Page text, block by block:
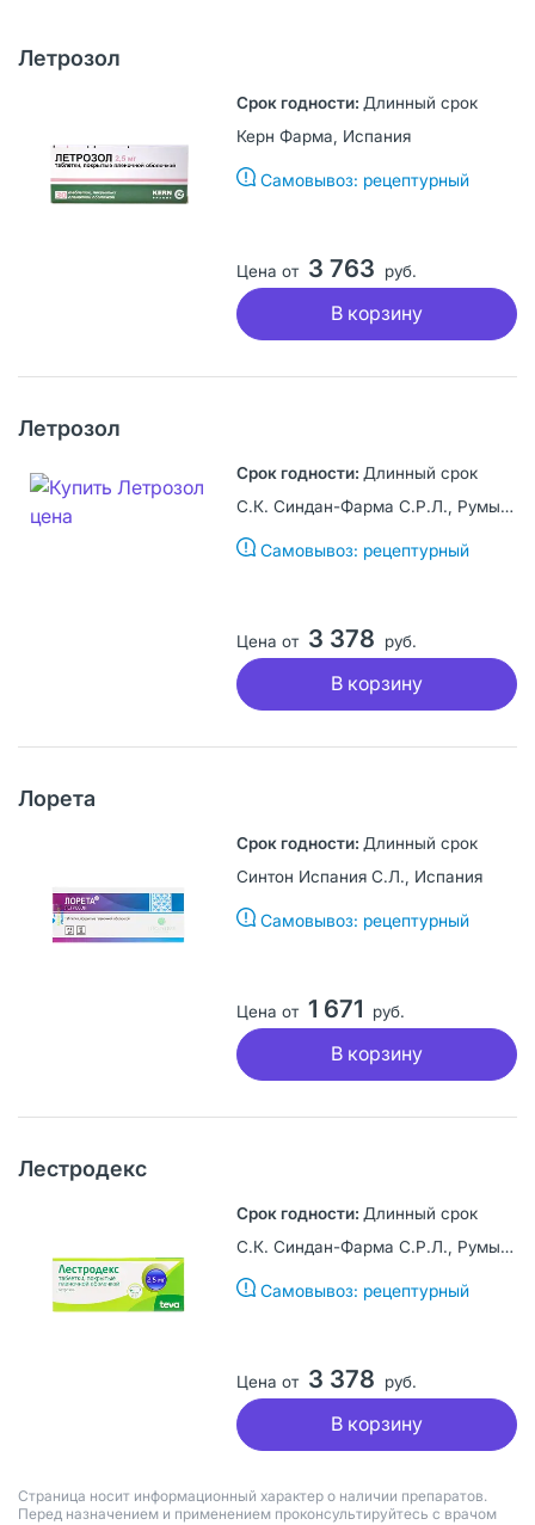
Летрозол
Длинный срок
Керн Фарма, Испания
Самовывоз: рецептурный
Цена от 3 763 руб.
В корзину
Летрозол
Длинный срок
С.К. Синдан-Фарма С.Р.Л., Румыния
Самовывоз: рецептурный
Цена от 3 378 руб.
В корзину
Лорета
Длинный срок
Синтон Испания С.Л., Испания
Самовывоз: рецептурный
Цена от 1 671 руб.
В корзину
Лестродекс
Длинный срок
С.К. Синдан-Фарма С.Р.Л., Румыния
Самовывоз: рецептурный
Цена от 3 378 руб.
В корзину
Страница носит информационный характер о наличии препаратов.
Перед назначением и применением проконсультируйтесь с врачом